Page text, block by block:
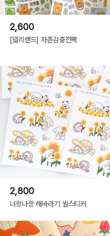
2,600
[델리랜드] 자존감충전팩
2,800
너랑나랑 해바라기 씰스티커